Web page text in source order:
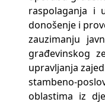
raspolaganja i
donošenje i
zauzimanju
građevinskog
upravljanja
stambeno-
oblastima iz